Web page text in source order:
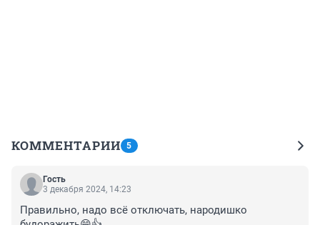
КОММЕНТАРИИ 5
Гость
3 декабря 2024, 14:23
Правильно, надо всё отключать, народишко